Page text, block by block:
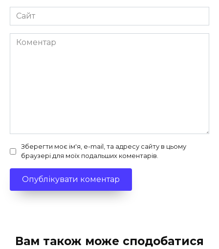
Сайт
Коментар
Зберегти моє ім'я, e-mail, та адресу сайту в цьому
браузері для моїх подальших коментарів.
Вам також може сподобатися